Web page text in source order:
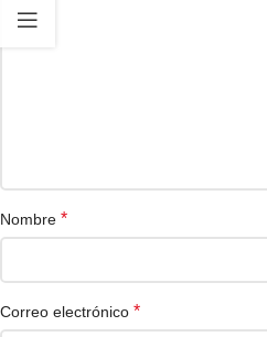
Nombre *
Correo electrónico *